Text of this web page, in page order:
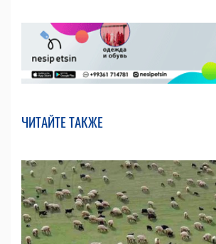
ЧИТАЙТЕ ТАКЖЕ